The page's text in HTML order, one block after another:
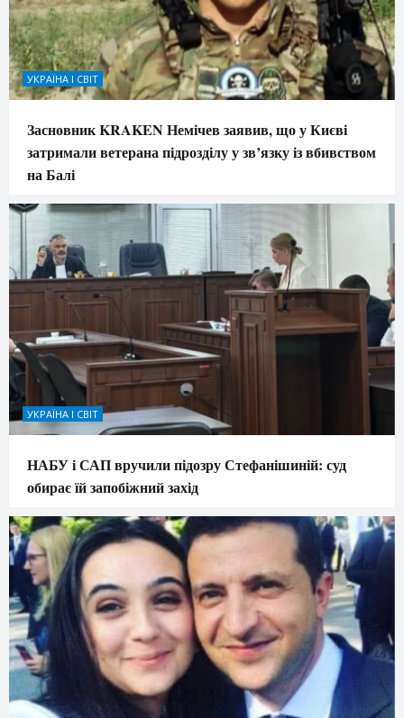
УКРАЇНА І СВІТ
Засновник KRAKEN Немічев заявив, що у Києві
затримали ветерана підрозділу у зв’язку із вбивством
на Балі
УКРАЇНА І СВІТ
НАБУ і САП вручили підозру Стефанішиній: суд
обирає їй запобіжний захід